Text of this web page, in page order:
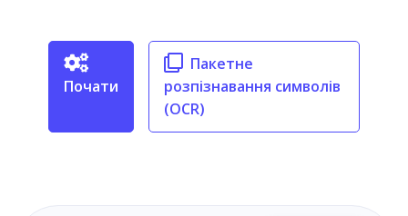
Почати
Пакетне
розпізнавання символів
(OCR)